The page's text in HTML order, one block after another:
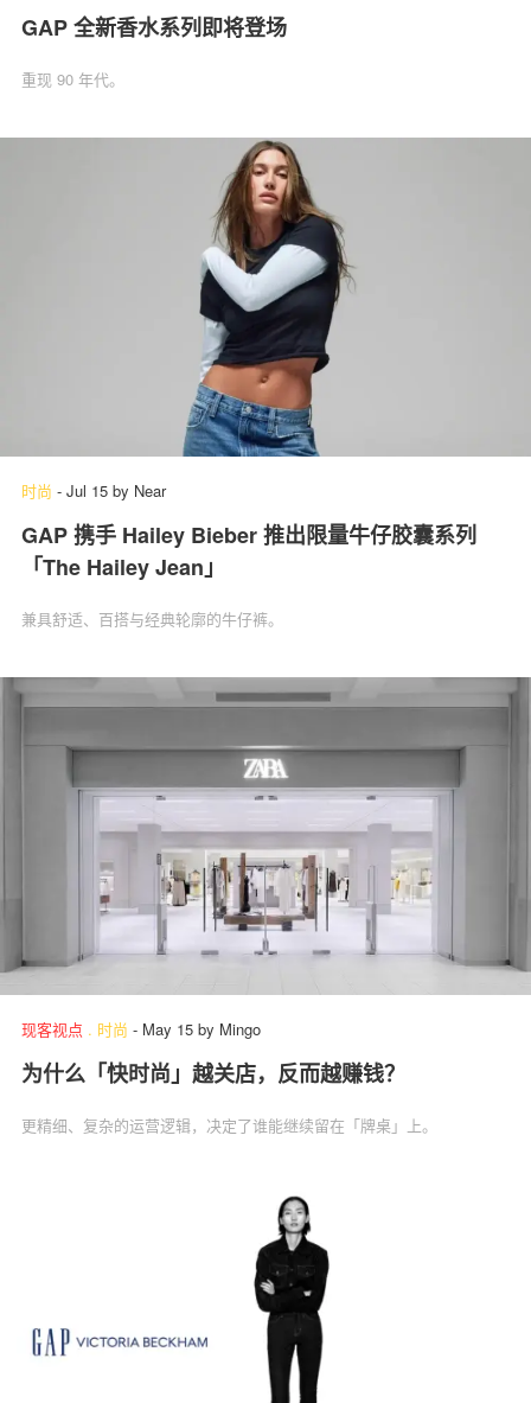
GAP 全新香水系列即将登场
重现 90 年代。
时尚 - Jul 15 by Near
GAP 携手 Hailey Bieber 推出限量牛仔胶囊系列
「The Hailey Jean」
兼具舒适、百搭与经典轮廓的牛仔裤。
现客视点 . 时尚 - May 15 by Mingo
为什么「快时尚」越关店，反而越赚钱？
更精细、复杂的运营逻辑，决定了谁能继续留在「牌桌」上。